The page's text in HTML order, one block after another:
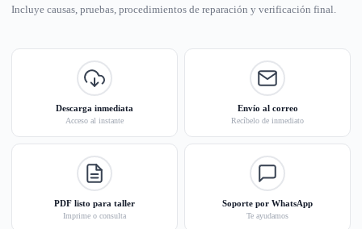
Incluye causas, pruebas, procedimientos de reparación y verificación final.
Descarga inmediata
Acceso al instante
Envío al correo
Recíbelo de inmediato
PDF listo para taller
Imprime o consulta
Soporte por WhatsApp
Te ayudamos